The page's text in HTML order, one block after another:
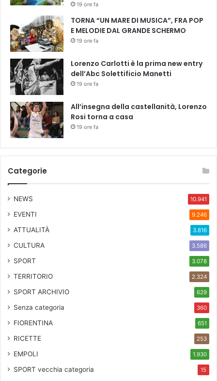
19 ore fa
TORNA “UN MARE DI MUSICA”, FRA POP
E MELODIE DAL GRANDE SCHERMO
19 ore fa
Lorenzo Carlotti è la prima new entry
dell’Abc Solettificio Manetti
19 ore fa
All’insegna della castellanità, Lorenzo
Rosi torna a casa
19 ore fa
Categorie
NEWS 10.941
EVENTI 9.246
ATTUALITÀ 3.816
CULTURA 3.586
SPORT 3.078
TERRITORIO 2.324
SPORT ARCHIVIO 629
Senza categoria 360
FIORENTINA 651
RICETTE 253
EMPOLI 1.930
SPORT vecchia categoria 15